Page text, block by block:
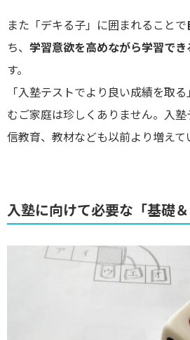
また「デキる子」に囲まれることで
ち、 学習意欲を高めながら学習でき
す。
「入塾テストでより良い成績を取
むご家庭は珍しくありません。入
信教育、教材なども以前より増えて
入塾に向けて必要な「基礎